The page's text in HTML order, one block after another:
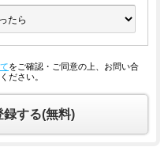
をご確認・ご同意の上、お問い合
ださい。
録する(無料)